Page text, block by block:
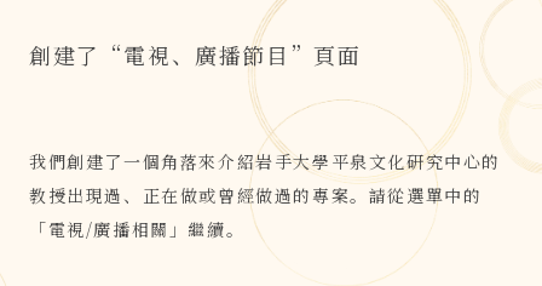
創建了“電視、廣播節目”頁面
我們創建了一個角落來介紹岩手大學平泉文化研究中心的
教授出現過、正在做或曾經做過的專案。請從選單中的
「電視/廣播相關」繼續。